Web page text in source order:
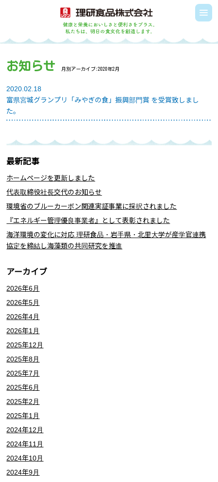
お知らせ 月別アーカイブ:2020年2月
2020.02.18
富県宮城グランプリ「みやぎの食」振興部門賞 を受賞致しまし
た。
最新記事
ホームページを更新しました
代表取締役社長交代のお知らせ
環境省のブルーカーボン関連実証事業に採択されました
『エネルギー管理優良事業者』として表彰されました
海洋環境の変化に対応 理研食品・岩手県・北里大学が産学官連携
協定を締結し海藻類の共同研究を推進
アーカイブ
2026年6月
2026年5月
2026年4月
2026年1月
2025年12月
2025年8月
2025年7月
2025年6月
2025年2月
2025年1月
2024年12月
2024年11月
2024年10月
2024年9月